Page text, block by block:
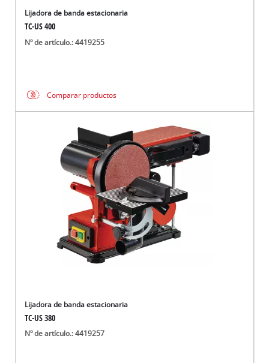
Lijadora de banda estacionaria
TC-US 400
Nº de artículo.: 4419255
Comparar productos
Lijadora de banda estacionaria
TC-US 380
Nº de artículo.: 4419257